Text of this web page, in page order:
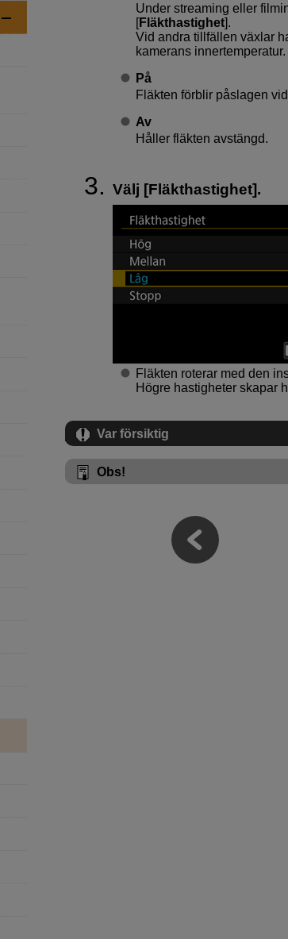
Under streaming eller
[Fläkthastighet].
Vid andra tillfällen växlar
kamerans innertemperatur.
På
Fläkten förblir påslagen
Av
Håller fläkten avstängd.
Välj [Fläkthastighet].
Fläkten roterar med den
Högre hastigheter skapar
Var försiktig
Obs!